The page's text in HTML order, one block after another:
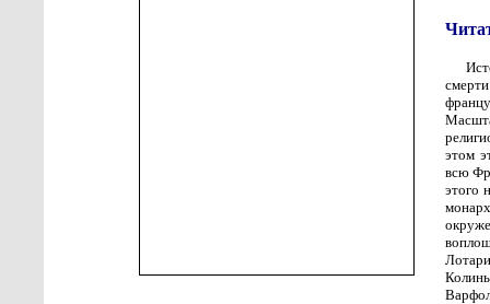
этом
всю
этого